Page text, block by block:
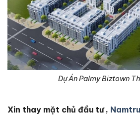
Dự Án Palmy Biztown
Xin thay mặt chủ đầu tư ,